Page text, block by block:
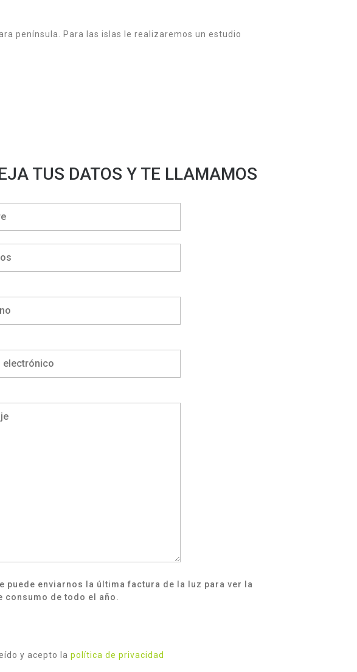
península. Para las islas le realizaremos un estudio
TUS DATOS Y TE LLAMAMOS
puede enviarnos la última factura de la luz para ver la
consumo de todo el año.
y acepto la política de privacidad